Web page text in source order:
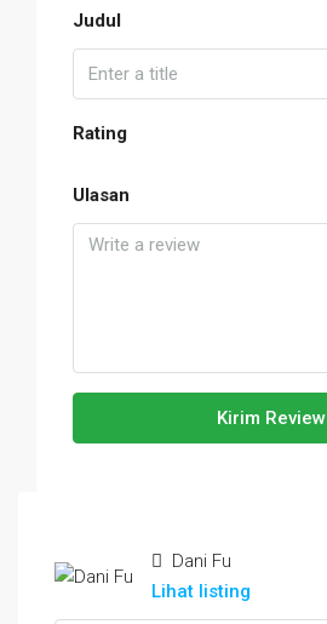
Judul
Rating
Ulasan
Kirim Review
Dani Fu
Lihat listing